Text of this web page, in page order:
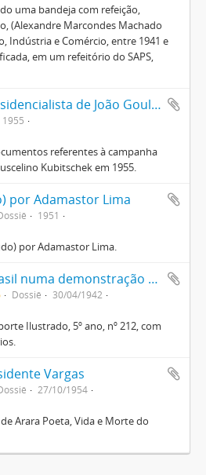
uma bandeja com refeição,
(Alexandre Marcondes Machado
Indústria e Comércio, entre 1941 e
em um refeitório do SAPS,
Série Campanha Presidencialista de João Goulart e Juscelino Kubitscheck
1955
referentes à campanha
Kubitschek em 1955.
por Adamastor Lima
1951
por Adamastor Lima.
Universitários do Brasil numa demonstração esportiva, na data natalícia do presidente Vargas
Dossiê
30/04/1942
Ilustrado, 5º ano, nº 212, com
Vargas
27/10/1954
Arara Poeta, Vida e Morte do